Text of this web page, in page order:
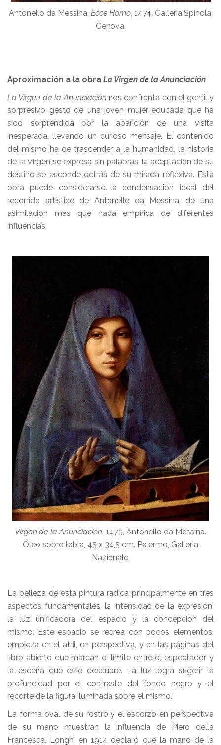
Antonello da Messina, Ecce Homo, 1474, Galleria Spinola,
Genova.
Aproximación a la obra La Virgen de la Anunciación
La Virgen de la Anunciación nos confronta con el gentil y
sorpresivo gesto de una joven mujer educada que ha
sido sorprendida por la aparición de una visita
inesperada, llevando un curioso mensaje. El contenido
del mismo ha de trascender a la humanidad, la historia
de la Virgen se expresa sin palabras; la aceptación de su
destino se esconde detrás de su mirada reflexiva. Esta
obra puede considerarse la condensación ideal del
recorrido artístico de Antonello da Messina, de una
asimilación más que nada empírica de diferentes
influencias.
Virgen de la Anunciación , 1475, Antonello da Messina.
Óleo sobre tabla, 45 x 34,5 cm. Palermo, Galleria
Nazionale.
La belleza de esta pintura radica principalmente en tres
aspectos fundamentales, la intensidad de la expresión,
la luz unificadora del espacio y la concepción del
mismo. Este espacio se recrea con pocos elementos,
empieza en el atril, en perspectiva, y en las páginas del
libro abierto que marcan el límite entre el espectador y
la escena que este descubre. La luz logra sugerir la
profundidad por el contraste del fondo negro y el
recorte de la figura iluminada sobre el mismo.
La forma oval de su rostro y el escorzo en perspectiva
de su mano muestran la influencia de Piero della
Francesca. Longhi en 1914 declaró que la mano de la